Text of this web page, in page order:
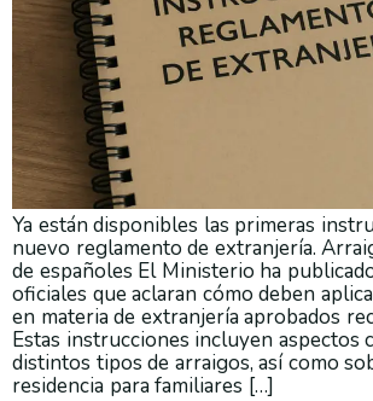
Ya están disponibles las primeras
nuevo reglamento de extranjería.
de españoles El Ministerio ha
oficiales que aclaran cómo deben
en materia de extranjería aprobados
Estas instrucciones incluyen aspectos
distintos tipos de arraigos, así como
residencia para familiares […]